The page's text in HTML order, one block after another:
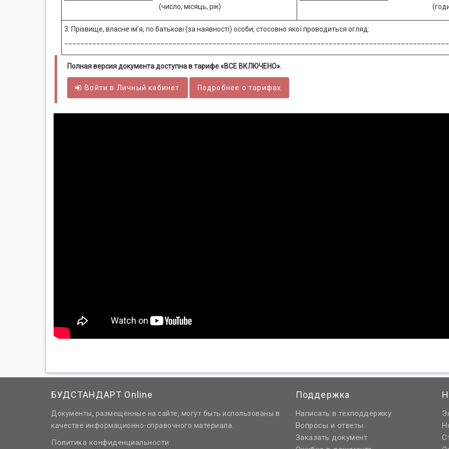
(число, місяць, рік)
3. Прізвище, власне ім’я, по батькові (за наявності) особи, стосовно якої проводиться огляд:
Полная версия документа доступна в тарифе «ВСЕ ВКЛЮЧЕНО».
Войти в Личный кабинет Подробнее о тарифах
БУДСТАНДАРТ Online
Документы, размещенные на сайте, могут быть использованы в
качестве информационно-справочного материала.
Политика конфиденциальности
Поддержка
Написать в техподдержку
Вопросы и ответы
Заказать документ